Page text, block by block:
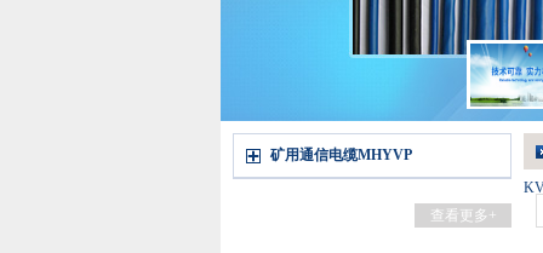
矿用通信电缆MHYVP
查看更多+